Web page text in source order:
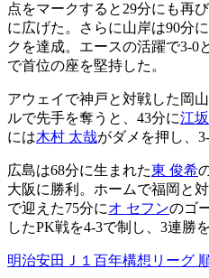
点をマークすると29分にも再
に広げた。さらに山岸は90分
クを達成。エースの活躍で3-0
で首位の座を堅持した。
アウェイで神戸と対戦した岡
ルで先手を奪うと、43分に江
には木村 太哉がダメを押し、
広島は68分に生まれた東 俊希
大阪に勝利。ホームで福岡と
で迎えた75分にオ セフンのゴ
したPK戦を4-3で制し、3連勝
明治安田Ｊ１百年構想リーグ